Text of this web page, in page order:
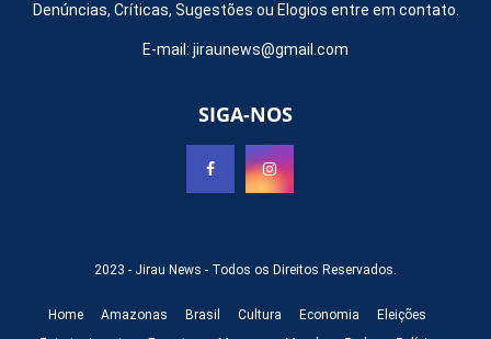
Denúncias, Críticas, Sugestões ou Elogios entre em contato.
E-mail: jiraunews@gmail.com
SIGA-NOS
2023 - Jirau News - Todos os Direitos Reservados.
Home Amazonas Brasil Cultura Economia
Eleições